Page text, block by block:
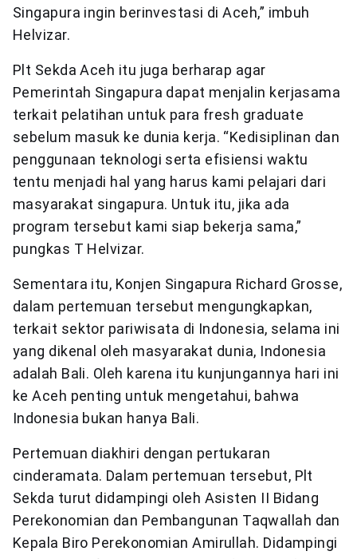
Singapura ingin berinvestasi di Aceh,” imbuh
Helvizar.
Plt Sekda Aceh itu juga berharap agar
Pemerintah Singapura dapat menjalin kerjasama
terkait pelatihan untuk para fresh graduate
sebelum masuk ke dunia kerja. “Kedisiplinan dan
penggunaan teknologi serta efisiensi waktu
tentu menjadi hal yang harus kami pelajari dari
masyarakat singapura. Untuk itu, jika ada
program tersebut kami siap bekerja sama,”
pungkas T Helvizar.
Sementara itu, Konjen Singapura Richard Grosse,
dalam pertemuan tersebut mengungkapkan,
terkait sektor pariwisata di Indonesia, selama ini
yang dikenal oleh masyarakat dunia, Indonesia
adalah Bali. Oleh karena itu kunjungannya hari ini
ke Aceh penting untuk mengetahui, bahwa
Indonesia bukan hanya Bali.
Pertemuan diakhiri dengan pertukaran
cinderamata. Dalam pertemuan tersebut, Plt
Sekda turut didampingi oleh Asisten II Bidang
Perekonomian dan Pembangunan Taqwallah dan
Kepala Biro Perekonomian Amirullah. Didampingi